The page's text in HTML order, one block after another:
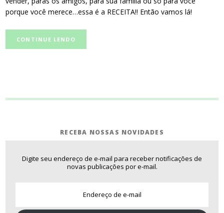
porque você merece…essa é a RECEITA!! Então vamos lá!
CONTINUE LENDO
RECEBA NOSSAS NOVIDADES
Digite seu endereço de e-mail para receber notificações de
novas publicações por e-mail.